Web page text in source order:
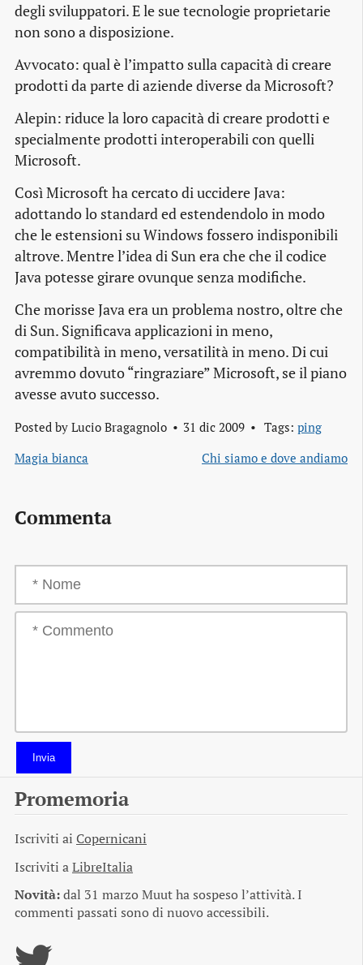
degli sviluppatori. E le sue tecnologie proprietarie
non sono a disposizione.
Avvocato: qual è l’impatto sulla capacità di creare
prodotti da parte di aziende diverse da Microsoft?
Alepin: riduce la loro capacità di creare prodotti e
specialmente prodotti interoperabili con quelli
Microsoft.
Così Microsoft ha cercato di uccidere Java:
adottando lo standard ed estendendolo in modo
che le estensioni su Windows fossero indisponibili
altrove. Mentre l’idea di Sun era che che il codice
Java potesse girare ovunque senza modifiche.
Che morisse Java era un problema nostro, oltre che
di Sun. Significava applicazioni in meno,
compatibilità in meno, versatilità in meno. Di cui
avremmo dovuto “ringraziare” Microsoft, se il piano
avesse avuto successo.
Posted by Lucio Bragagnolo 31 dic 2009 Tags: ping
Magia bianca
Chi siamo e dove andiamo
Commenta
Invia
Promemoria
Iscriviti ai Copernicani
Iscriviti aLibreItalia
Novità:dal 31 marzo Muut ha sospeso l’attività. I
commenti passati sono di nuovo accessibili.